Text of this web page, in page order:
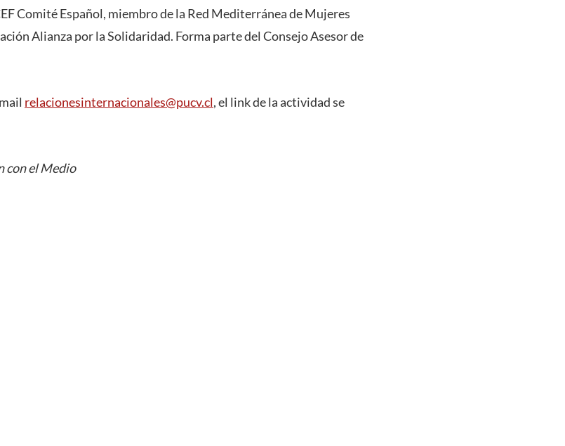
Comité Español, miembro de la Red Mediterránea de Mujeres
Alianza por la Solidaridad. Forma parte del Consejo Asesor de
relacionesinternacionales@pucv.cl, el link de la actividad se
con el Medio